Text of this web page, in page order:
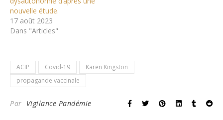
nouvelle étude.
17 août 2023
Dans "Articles"
ACIP Covid-19
Karen Kingston
propagande vaccinale
Par Vigilance Pandémie